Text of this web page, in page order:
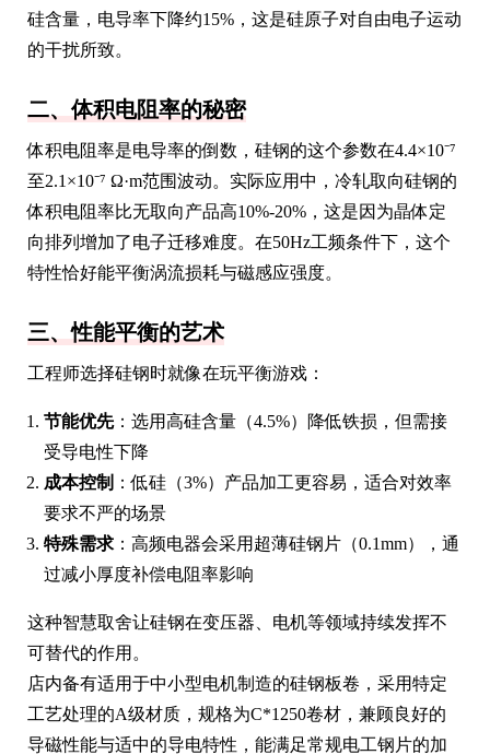
硅含量，电导率下降约15%，这是硅原子对自由电子运动
的干扰所致。
二、体积电阻率的秘密
体积电阻率是电导率的倒数，硅钢的这个参数在4.4×10⁻⁷
至2.1×10⁻⁷ Ω·m范围波动。实际应用中，冷轧取向硅钢的
体积电阻率比无取向产品高10%-20%，这是因为晶体定
向排列增加了电子迁移难度。在50Hz工频条件下，这个
特性恰好能平衡涡流损耗与磁感应强度。
三、性能平衡的艺术
工程师选择硅钢时就像在玩平衡游戏：
节能优先：选用高硅含量（4.5%）降低铁损，但需接
受导电性下降
成本控制 ：低硅（3%）产品加工更容易，适合对效率
要求不严的场景
特殊需求 ：高频电器会采用超薄硅钢片（0.1mm），通
过减小厚度补偿电阻率影响
这种智慧取舍让硅钢在变压器、电机等领域持续发挥不
可替代的作用。
店内备有适用于中小型电机制造的硅钢板卷，采用特定
工艺处理的A级材质，规格为C*1250卷材，兼顾良好的
导磁性能与适中的导电特性，能满足常规电工钢片的加